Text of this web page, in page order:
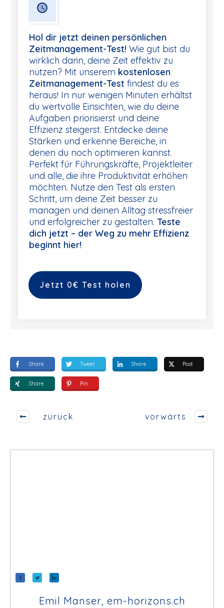
Hol dir jetzt deinen persönlichen
Zeitmanagement-Test! Wie gut bist du
wirklich darin, deine Zeit effektiv zu
nutzen? Mit unserem kostenlosen
Zeitmanagement-Test findest du es
heraus! In nur wenigen Minuten erhältst
du wertvolle Einsichten, wie du deine
Aufgaben priorisierst und deine
Effizienz steigerst. Entdecke deine
Stärken und erkenne Bereiche, in
denen du noch optimieren kannst.
Perfekt für Führungskräfte, Projektleiter
und alle, die ihre Produktivität erhöhen
möchten. Nutze den Test als ersten
Schritt, um deine Zeit besser zu
managen und deinen Alltag stressfreier
und erfolgreicher zu gestalten. Teste
dich jetzt – der Weg zu mehr Effizienz
beginnt hier!
Jetzt 0€ Test holen
Share Tweet Share Post
Share Pin
zurück vorwärts
Emil Manser, em-horizons.ch